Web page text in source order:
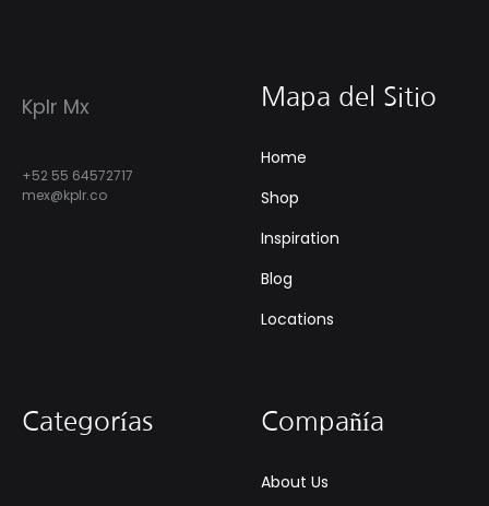
Kplr Mx
+52 55 64572717
mex@kplr.co
Mapa del Sitio
Home
Shop
Inspiration
Blog
Locations
Categorías Compañía
About Us